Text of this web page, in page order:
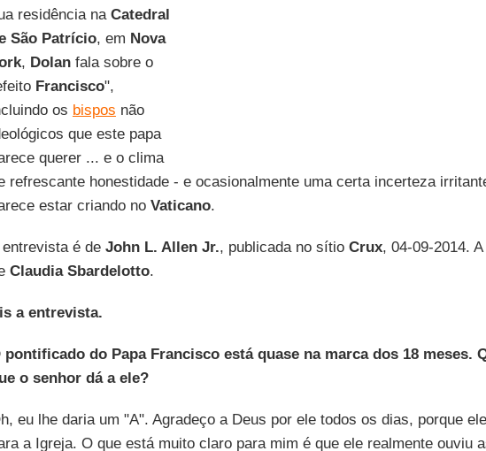
residência na Catedral
São Patrício, em Nova
, Dolanfala sobre o
Francisco",
os bispos não
que este papa
querer ... e o clima
refrescante honestidade - e ocasionalmente uma certa incerteza
estar criando no Vaticano.
entrevista é de John L. Allen Jr., publicada no sítio Crux, 04-09-2014.
Claudia Sbardelotto.
a entrevista.
pontificado do Papa Francisco está quase na marca dos 18 meses.
o senhor dá a ele?
eu lhe daria um "A". Agradeço a Deus por ele todos os dias, porque
a Igreja. O que está muito claro para mim é que ele realmente ouviu